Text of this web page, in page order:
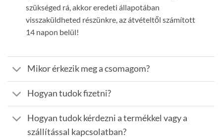
szükséged rá, akkor eredeti állapotában
visszaküldheted részünkre, az átvételtől számított
14 napon belül!
Mikor érkezik meg a csomagom?
Hogyan tudok fizetni?
Hogyan tudok kérdezni a termékkel vagy a
szállítással kapcsolatban?